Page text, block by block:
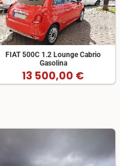
FIAT 500C 1.2 Lounge Cabrio
Gasolina
13 500,00 €